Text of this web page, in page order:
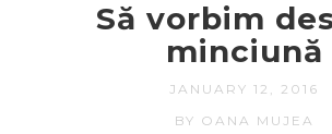
Să vorbim
minciună
JANUARY 12, 2016
BY OANA MUJEA